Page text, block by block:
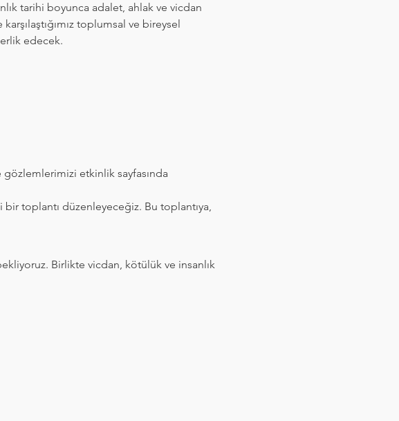
tarihi boyunca adalet, ahlak ve vicdan
toplumsal ve bireysel
edecek.
gözlemlerimizi etkinlik sayfasında
bir toplantı düzenleyeceğiz. Bu toplantıya,
Birlikte vicdan, kötülük ve insanlık